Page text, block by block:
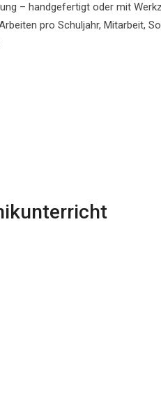
– handgefertigt oder mit
pro Schuljahr, Mitarbeit,